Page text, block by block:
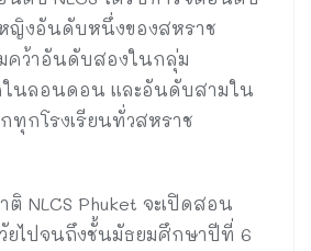
หญิงอันดับหนึ่งของสหราช
คว้าอันดับสองในกลุ่ม
ในลอนดอน และอันดับสามใน
ทุกโรงเรียนทั่วสหราช
ติ NLCS Phuket จะเปิดสอน
ยไปจนถึงชั้นมัธยมศึกษาปีที่ 6